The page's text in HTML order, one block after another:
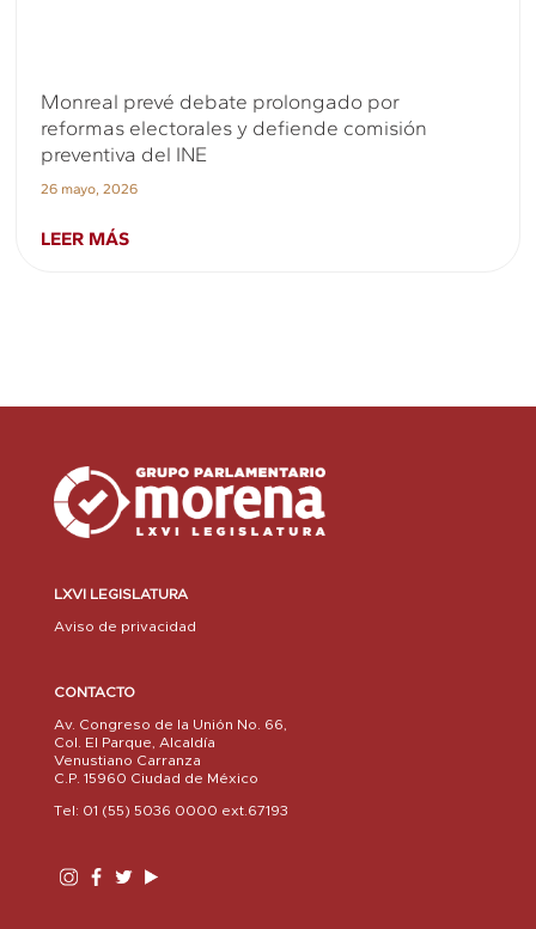
Monreal prevé debate prolongado por
reformas electorales y defiende comisión
preventiva del INE
26 mayo, 2026
LEER MÁS
LXVI LEGISLATURA
Aviso de privacidad
CONTACTO
Av. Congreso de la Unión No. 66,
Col. El Parque, Alcaldía
Venustiano Carranza
C.P. 15960 Ciudad de México
Tel: 01 (55) 5036 0000 ext.67193